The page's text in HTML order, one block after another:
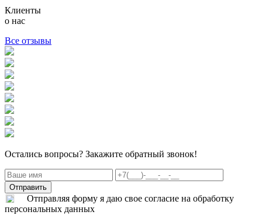
Клиенты
о нас
Все отзывы
Остались вопросы? Закажите обратный звонок!
Отправляя форму я даю свое согласие на обработку
персональных данных